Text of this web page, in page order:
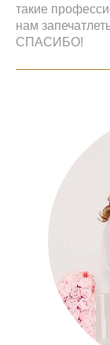
такие
нам
СПАСИБО!